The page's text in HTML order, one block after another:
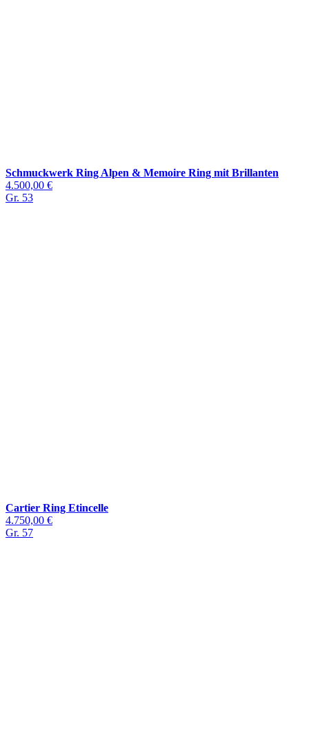
Schmuckwerk Ring Alpen & Memoire Ring mit Brillanten
4.500,00 €
Gr. 53
Cartier Ring Etincelle
4.750,00 €
Gr. 57